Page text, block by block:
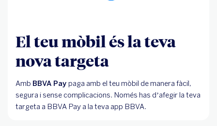
El teu mòbil és la teva
nova targeta
Amb BBVA Pay paga amb el teu mòbil de manera fàcil,
segura i sense complicacions. Només has d’afegir la teva
targeta a BBVA Pay a la teva app BBVA.